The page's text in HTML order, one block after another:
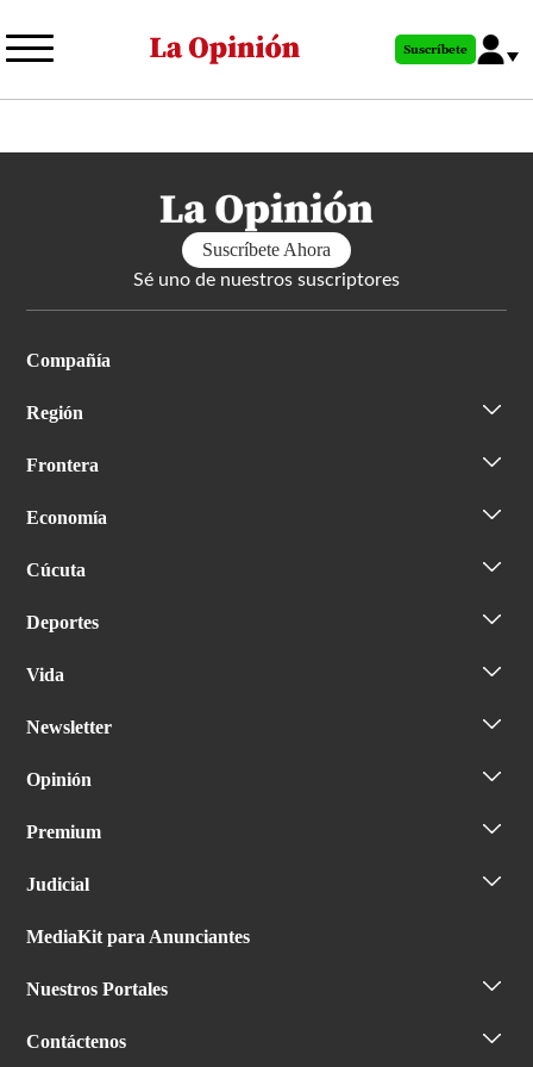
al
principal
Suscríbete
Suscríbete Ahora
Sé uno de nuestros suscriptores
Compañía
Región
Frontera
Economía
Cúcuta
Deportes
Vida
Newsletter
Opinión
Premium
Judicial
MediaKit para Anunciantes
Nuestros Portales
Contáctenos